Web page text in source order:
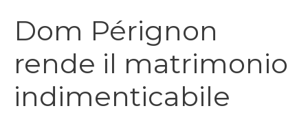
Dom Pérignon
rende il matrimonio
indimenticabile